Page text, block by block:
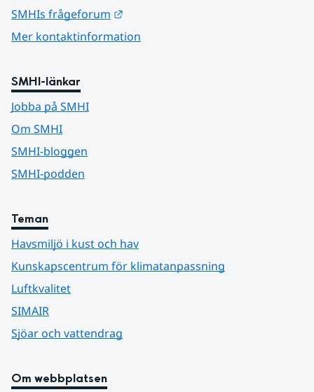
SMHIs frågeforum
Mer kontaktinformation
SMHI-länkar
Jobba på SMHI
Om SMHI
SMHI-bloggen
SMHI-podden
Teman
Havsmiljö i kust och hav
Kunskapscentrum för klimatanpassning
Luftkvalitet
SIMAIR
Sjöar och vattendrag
Om webbplatsen